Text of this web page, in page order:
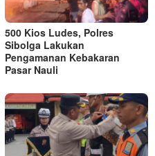
500 Kios Ludes, Polres
Sibolga Lakukan
Pengamanan Kebakaran
Pasar Nauli